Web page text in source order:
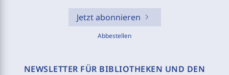
Jetzt abonnieren
Abbestellen
NEWSLETTER FÜR BIBLIOTHEKEN UND DEN